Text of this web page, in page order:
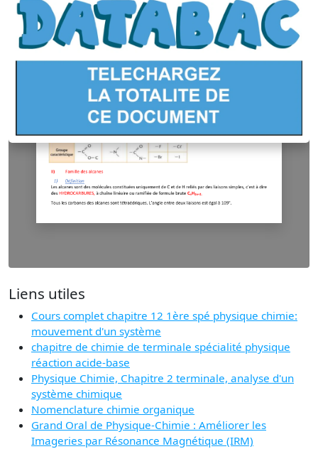
Liens utiles
Cours complet chapitre 12 1ère spé physique chimie:
mouvement d'un système
chapitre de chimie de terminale spécialité physique
réaction acide-base
Physique Chimie, Chapitre 2 terminale, analyse d'un
système chimique
Nomenclature chimie organique
Grand Oral de Physique-Chimie : Améliorer les
Imageries par Résonance Magnétique (IRM)